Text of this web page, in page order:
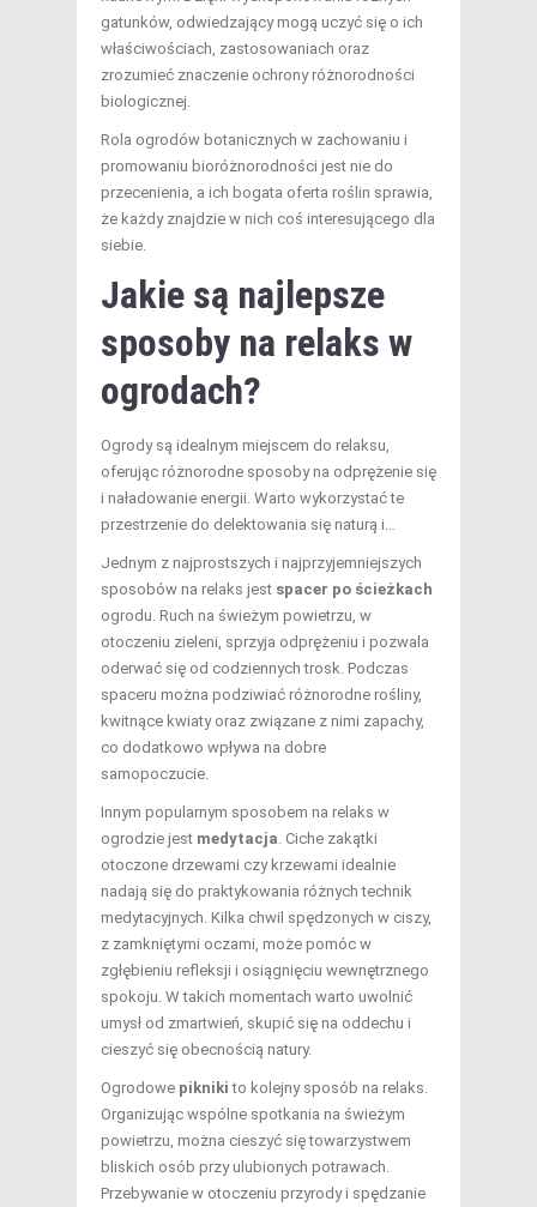
gatunków, odwiedzający mogą uczyć się o ich
właściwościach, zastosowaniach oraz
zrozumieć znaczenie ochrony różnorodności
biologicznej.
Rola ogrodów botanicznych w zachowaniu i
promowaniu bioróżnorodności jest nie do
przecenienia, a ich bogata oferta roślin sprawia,
że każdy znajdzie w nich coś interesującego dla
siebie.
Jakie są najlepsze
sposoby na relaks w
ogrodach?
Ogrody są idealnym miejscem do relaksu,
oferując różnorodne sposoby na odprężenie się
i naładowanie energii. Warto wykorzystać te
przestrzenie do delektowania się naturą i…
Jednym z najprostszych i najprzyjemniejszych
sposobów na relaks jest spacer po ścieżkach
ogrodu. Ruch na świeżym powietrzu, w
otoczeniu zieleni, sprzyja odprężeniu i pozwala
oderwać się od codziennych trosk. Podczas
spaceru można podziwiać różnorodne rośliny,
kwitnące kwiaty oraz związane z nimi zapachy,
co dodatkowo wpływa na dobre
samopoczucie.
Innym popularnym sposobem na relaks w
ogrodzie jest medytacja. Ciche zakątki
otoczone drzewami czy krzewami idealnie
nadają się do praktykowania różnych technik
medytacyjnych. Kilka chwil spędzonych w ciszy,
z zamkniętymi oczami, może pomóc w
zgłębieniu refleksji i osiągnięciu wewnętrznego
spokoju. W takich momentach warto uwolnić
umysł od zmartwień, skupić się na oddechu i
cieszyć się obecnością natury.
Ogrodowe pikniki to kolejny sposób na relaks.
Organizując wspólne spotkania na świeżym
powietrzu, można cieszyć się towarzystwem
bliskich osób przy ulubionych potrawach.
Przebywanie w otoczeniu przyrody i spędzanie